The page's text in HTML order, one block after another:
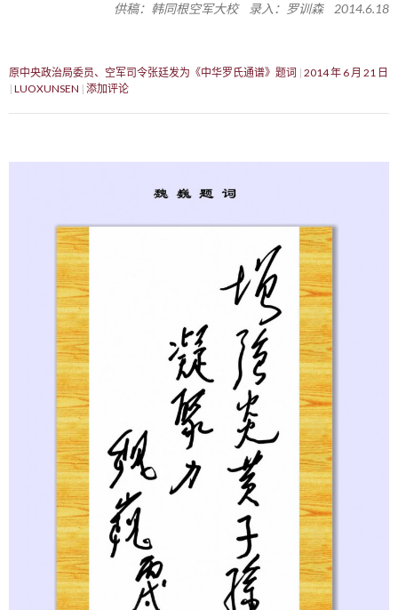
供稿：韩同根空军大校 录入：罗训森 2014.6.18
原中央政治局委员、空军司令张廷发为《中华罗氏通谱》题词 2014 年 6 月 21 日
LUOXUNSEN 添加评论